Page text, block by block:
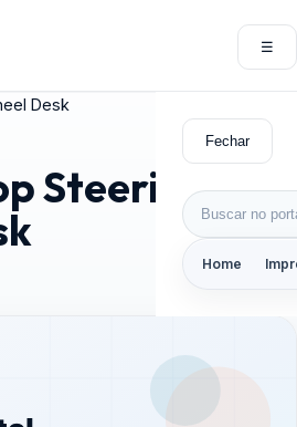
☰
Fechar
Buscar por:
Home
Desk
Steering